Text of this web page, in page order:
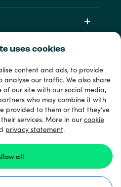
uses cookies
content and ads, to provide
our traffic. We also share
our site with our social media,
who may combine it with
provided to them or that they’ve
services. More in ourcookie
privacy statement.
all
πληρωμής
όλων